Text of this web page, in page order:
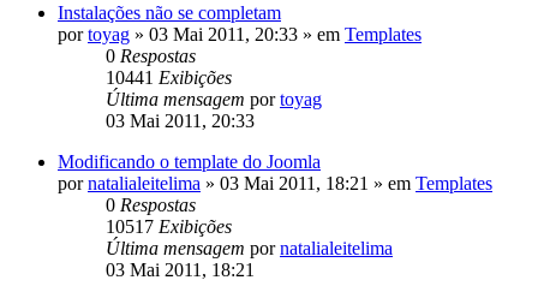
Instalações não se completam
portoyag » 03 Mai 2011, 20:33 » em Templates
0 Respostas
10441 Exibições
Última mensagem portoyag
03 Mai 2011, 20:33
Modificando o template do Joomla
pornatalialeitelima » 03 Mai 2011, 18:21 » em Templates
0 Respostas
10517 Exibições
Última mensagem pornatalialeitelima
03 Mai 2011, 18:21